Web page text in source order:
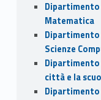
Dipartimento
Matematica
Dipartimento
Scienze
Dipartimento
città e la
Dipartimento